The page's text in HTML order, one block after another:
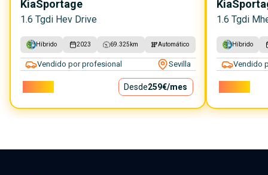
KiaSportage
1.6 Tgdi Hev Drive
Híbrido 2023 69.325 km Automático
Vendido por profesional Sevilla
Desde259€/mes
Kia
1.6 Tgdi
Híbrido
Vendido